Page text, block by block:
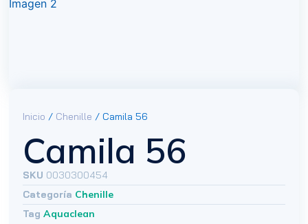
Inicio / Chenille / Camila 56
Camila 56
SKU 0030300454
Categoría Chenille
Tag Aquaclean